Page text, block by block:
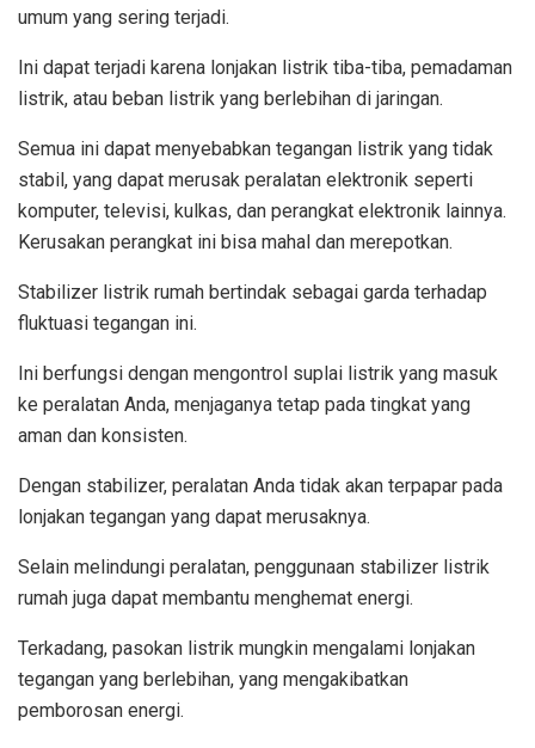
umum yang sering terjadi.
Ini dapat terjadi karena lonjakan listrik tiba-tiba, pemadaman
listrik, atau beban listrik yang berlebihan di jaringan.
Semua ini dapat menyebabkan tegangan listrik yang tidak
stabil, yang dapat merusak peralatan elektronik seperti
komputer, televisi, kulkas, dan perangkat elektronik lainnya.
Kerusakan perangkat ini bisa mahal dan merepotkan.
Stabilizer listrik rumah bertindak sebagai garda terhadap
fluktuasi tegangan ini.
Ini berfungsi dengan mengontrol suplai listrik yang masuk
ke peralatan Anda, menjaganya tetap pada tingkat yang
aman dan konsisten.
Dengan stabilizer, peralatan Anda tidak akan terpapar pada
lonjakan tegangan yang dapat merusaknya.
Selain melindungi peralatan, penggunaan stabilizer listrik
rumah juga dapat membantu menghemat energi.
Terkadang, pasokan listrik mungkin mengalami lonjakan
tegangan yang berlebihan, yang mengakibatkan
pemborosan energi.